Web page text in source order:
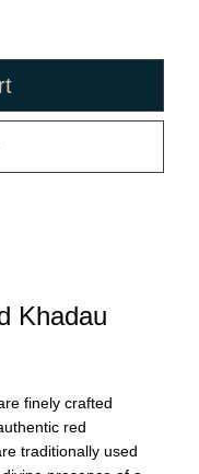
Khadau
finely crafted
red
traditionally used